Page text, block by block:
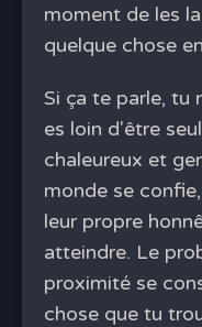
moment de les
quelque chose
Si ça te parle, tu
es loin d'être
chaleureux et
monde se
leur propre
atteindre. Le
proximité se
chose que tu